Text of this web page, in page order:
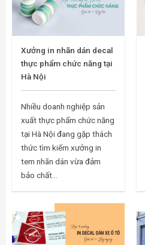
Xưởng in nhãn dán decal
thực phẩm chức năng tại
Hà Nội
Nhiều doanh nghiệp sản
xuất thực phẩm chức năng
tại Hà Nội đang gặp thách
thức tìm kiếm xưởng in
tem nhãn dán vừa đảm
bảo chất...